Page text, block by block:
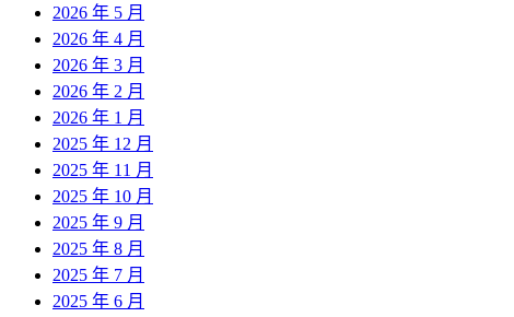
2026 年 5 月
2026 年 4 月
2026 年 3 月
2026 年 2 月
2026 年 1 月
2025 年 12 月
2025 年 11 月
2025 年 10 月
2025 年 9 月
2025 年 8 月
2025 年 7 月
2025 年 6 月